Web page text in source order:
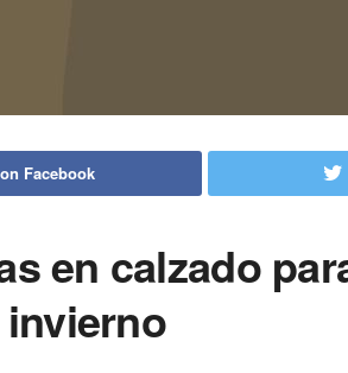
Facebook
en calzado